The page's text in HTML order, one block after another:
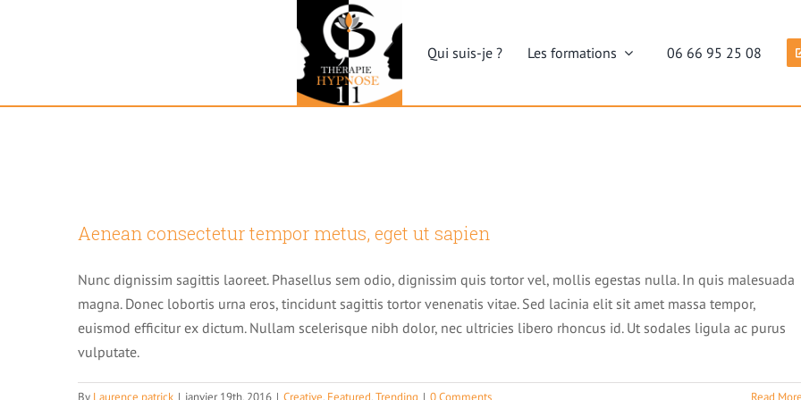
Qui suis-je ? Les formations
Formation Auto hypnose niveau 1
Formation Auto-hypnose niveau 2 «
Formation Auto hypnose niveau 1 et
Formation à l’hypnose urbaine
06 66 95 25 08
Creative Featured Trending
Aenean consectetur tempor metus, eget ut sapien
Nunc dignissim sagittis laoreet. Phasellus sem odio, dignissim quis tortor vel, mollis egestas nulla. In quis malesuada
magna. Donec lobortis urna eros, tincidunt sagittis tortor venenatis vitae. Sed lacinia elit sit amet massa tempor,
euismod efficitur ex dictum. Nullam scelerisque nibh dolor, nec ultricies libero rhoncus id. Ut sodales ligula ac purus
vulputate.
By Laurence patrick | janvier 19th, 2016 | Creative,Featured,Trending | 0 Comments Read More